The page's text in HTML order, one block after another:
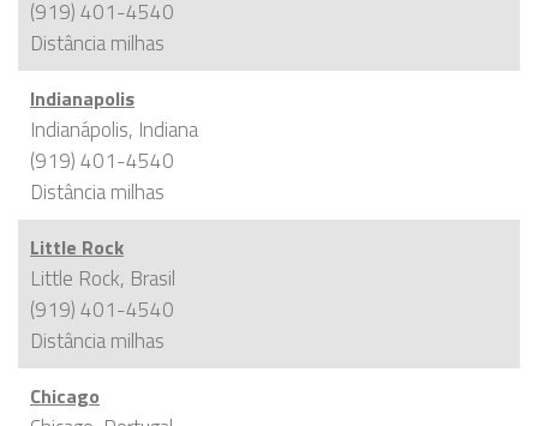
(919) 401-4540
Distânciamilhas
Indianapolis
Indianápolis, Indiana
(919) 401-4540
Distânciamilhas
Little Rock
Little Rock, Brasil
(919) 401-4540
Distânciamilhas
Chicago